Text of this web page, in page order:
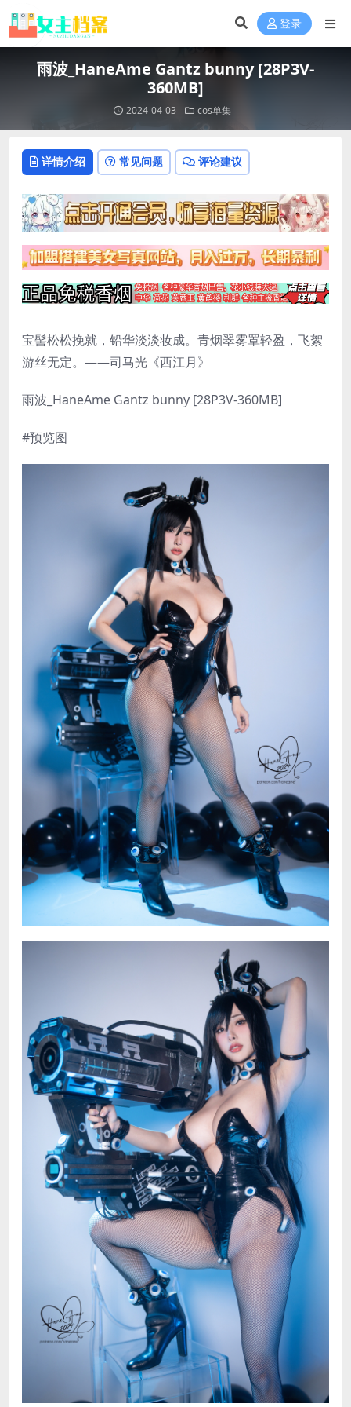
登录
雨波_HaneAme Gantz bunny [28P3V-
360MB]
2024-04-03 cos单集
详情介绍 常见问题 评论建议
宝髻松松挽就，铅华淡淡妆成。青烟翠雾罩轻盈，飞絮
游丝无定。——司马光《西江月》
雨波_HaneAme Gantz bunny [28P3V-360MB]
#预览图